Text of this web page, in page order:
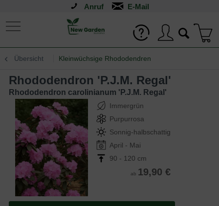
Anruf
Übersicht Kleinwüchsige Rhododendren
Rhododendron 'P.J.M. Regal'
Rhododendron carolinianum 'P.J.M. Regal'
Immergrün
Purpurrosa
Sonnig-halbschattig
April - Mai
90 - 120 cm
ab 19,90 €